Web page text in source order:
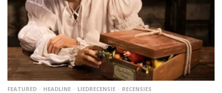
FEATURED HEADLINE LIEDRECENSIE RECENSIES